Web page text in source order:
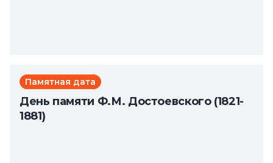
Памятная дата
День памяти Ф.М. Достоевского (1821-
1881)